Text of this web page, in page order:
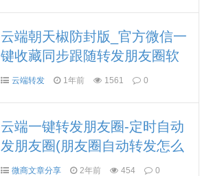
云端朝天椒防封版_官方微信一
键收藏同步跟随转发朋友圈软
件云端转发 1年前 1561 0
云端一键转发朋友圈-定时自动
发朋友圈(朋友圈自动转发怎么
用 )微商文章分享 2年前 454 0